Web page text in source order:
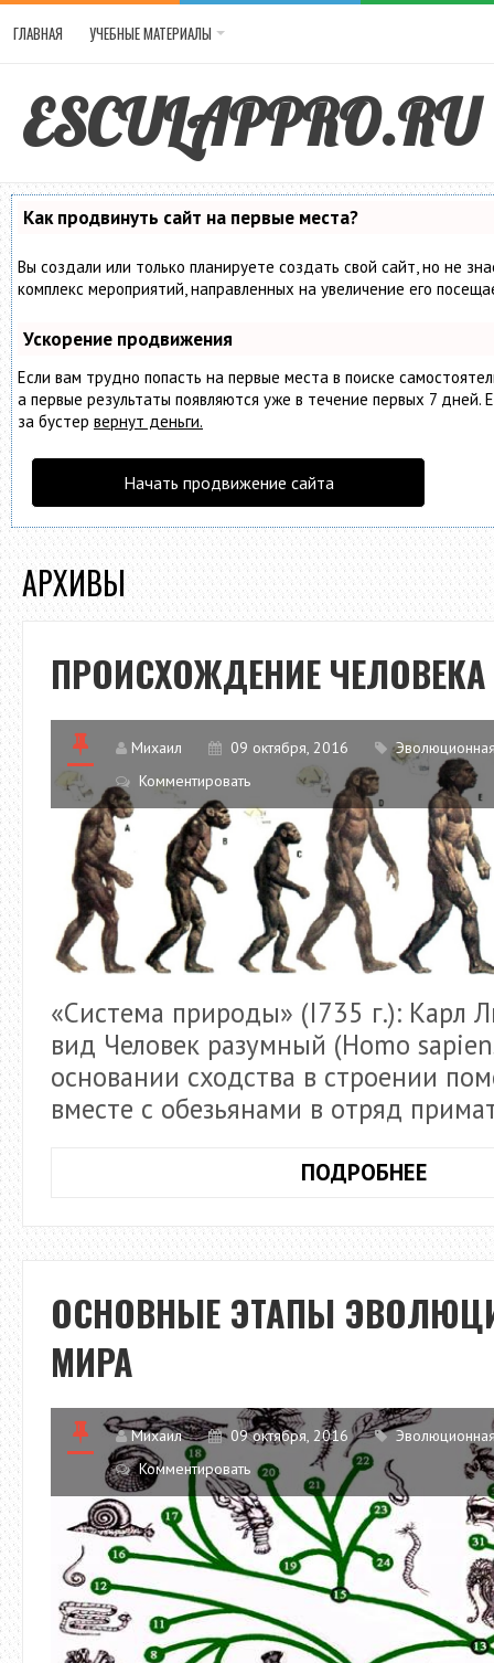
ГЛАВНАЯ УЧЕБНЫЕ МАТЕРИАЛЫ
ESCULAPPRO.RU
Как продвинуть сайт на первые места?
Вы создали или только планируете создать свой сайт, но не
комплекс мероприятий, направленных на увеличение его
Ускорение продвижения
Если вам трудно попасть на первые места в поиске
а первые результаты появляются уже в течение первых 7
за бустер вернут деньги.
Начать продвижение сайта
АРХИВЫ
ПРОИСХОЖДЕНИЕ ЧЕЛОВЕКА
Михаил 09 октября, 2016
Комментировать
«Система природы» (I735 г.): Карл
вид Человек разумный (Homo
основании сходства в строении
вместе с обезьянами в отряд
ПОДРОБНЕЕ
ОСНОВНЫЕ ЭТАПЫ
МИРА
Михаил 09 октября, 2016
Комментировать